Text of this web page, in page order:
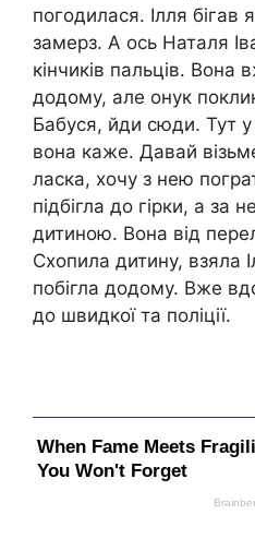
погодилася. Ілля бігав
замерз. А ось Наталя
кінчиків пальців. Вона
додому, але онук
Бабуся, йди сюди. Тут
вона каже. Давай
ласка, хочу з нею
підбігла до гірки, а за
дитиною. Вона від
Схопила дитину, взяла
побігла додому. Вже
до швидкoї та полiції.